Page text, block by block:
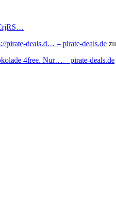
pirate-deals.d… – pirate-deals.de zu
4free. Nur… – pirate-deals.de